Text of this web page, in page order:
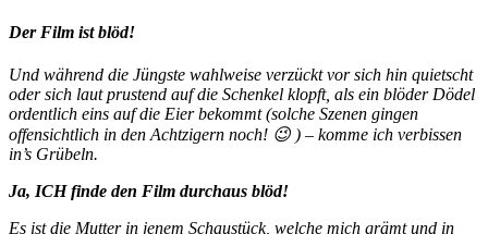
Der Film ist blöd!
Und während die Jüngste wahlweise verzückt vor sich hin quietscht
oder sich laut prustend auf die Schenkel klopft, als ein blöder Dödel
ordentlich eins auf die Eier bekommt (solche Szenen gingen
offensichtlich in den Achtzigern noch! 😉 ) – komme ich verbissen
in’s Grübeln.
Ja, ICH finde den Film durchaus blöd!
Es ist die Mutter in jenem Schaustück, welche mich grämt und in